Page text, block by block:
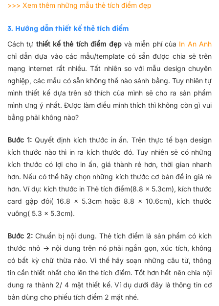
>>> Xem thêm những mẫu thẻ tích điểm đẹp
3. Hướng dẫn thiết kế thẻ tích điểm
Cách tự thiết kế thẻ tích điểm đẹpvà miễn phí của In An Anh
chỉ dẫn dựa vào các mẫu/template có sẵn được chia sẽ trên
mạng internet rất nhiều. Tất nhiên so với mẫu design chuyên
nghiệp, các mẫu có sẵn không thể nào sánh bằng. Tuy nhiên tự
mình thiết kế dựa trên sở thích của mình sẽ cho ra sản phẩm
mình ưng ý nhất. Được làm điều mình thích thì không còn gì vui
bằng phải không nào?
Bước 1:Quyết định kích thước in ấn. Trên thực tế bạn design
kích thước nào thì in ra kích thước đó. Tuy nhiên sẽ có những
kích thước có lợi cho in ấn, giá thành rẻ hơn, thời gian nhanh
hơn. Nếu có thể hãy chọn những kích thước cơ bản để in giá rẻ
hơn. Ví dụ: kích thước in Thẻ tích điểm(8.8 x 5.3cm), kích thước
card gập đôi( 16.8 x 5.3cm hoặc 8.8 x 10.6cm), kích thước
vuông( 5.3 x 5.3cm).
Bước 2: Chuẩn bị nội dung. Thẻ tích điểm là sản phẩm có kích
thước nhỏ -> nội dung trên nó phải ngắn gọn, xúc tích, không
có bất kỳ chữ thừa nào. Vì thế hãy soạn những câu từ, thông
tin cần thiết nhất cho lên thẻ tích điểm. Tốt hơn hết nên chia nội
dung ra thành 2/ 4 mặt thiết kế. Ví dụ dưới đây là thông tin cơ
bản dùng cho phiếu tích điểm 2 mặt nhé.